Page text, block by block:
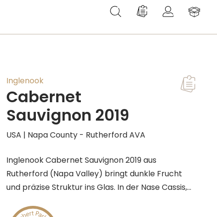
Du hast 0 Produkte
Inglenook
Cabernet
Sauvignon 2019
USA | Napa County - Rutherford AVA
Inglenook Cabernet Sauvignon 2019 aus
Rutherford (Napa Valley) bringt dunkle Frucht
und präzise Struktur ins Glas. In der Nase Cassis,
Unterholz, Kräutern und feiner Würze. Am